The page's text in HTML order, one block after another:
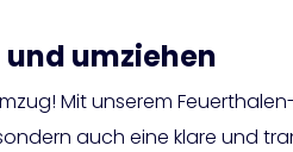
umziehen
Mit unserem
auch eine klare und